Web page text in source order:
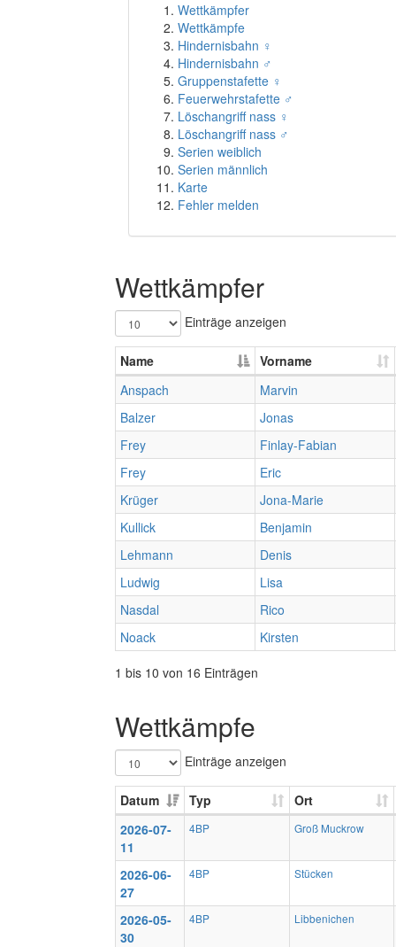
Wettkämpfer
Wettkämpfe
Hindernisbahn ♀
Hindernisbahn ♂
Gruppenstafette ♀
Feuerwehrstafette ♂
Löschangriff nass ♀
Löschangriff nass ♂
Serien weiblich
Serien männlich
Karte
Fehler melden
Wettkämpfer
Einträge anzeigen
Name
Vorname
Anspach
Marvin
Balzer
Jonas
Frey
Finlay-Fabian
Frey
Eric
Krüger
Jona-Marie
Kullick
Benjamin
Lehmann
Denis
Ludwig
Lisa
Nasdal
Rico
Noack
Kirsten
1 bis 10 von 16 Einträgen
Wettkämpfe
Einträge anzeigen
Datum Typ
Ort
2026-07-
11
4BP Groß Muckrow
2026-06-
27
4BP Stücken
2026-05-
30
4BP Libbenichen